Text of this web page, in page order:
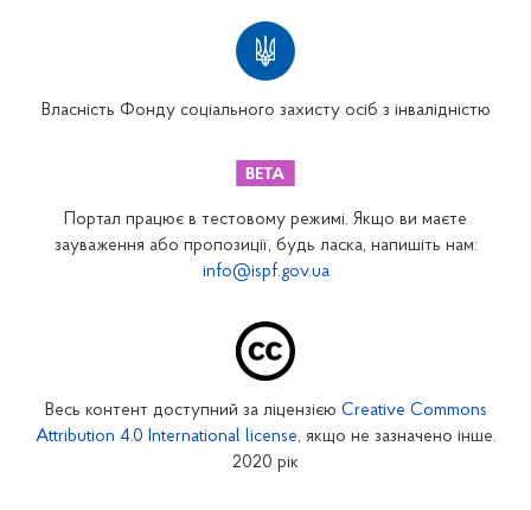
Закарпатське відділення
Запорізьке відділення
Кіровоградське відділення
Власність Фонду соціального захисту осіб з інвалідністю
Портал працює в тестовому режимі. Якщо ви маєте
зауваження або пропозиції, будь ласка, напишіть нам:
info@ispf.gov.ua
Весь контент доступний за ліцензією Creative Commons
Attribution 4.0 International license, якщо не зазначено інше.
2020 рік